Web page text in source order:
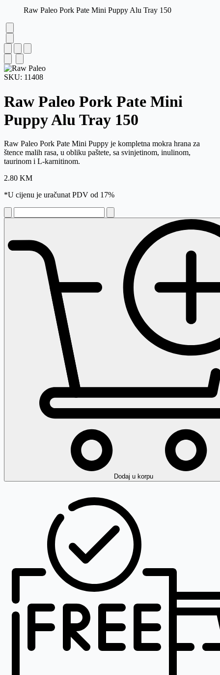
Raw Paleo Pork Pate Mini Puppy Alu Tray 150
SKU: 11408
Raw Paleo Pork Pate Mini
Puppy Alu Tray 150
Raw Paleo Pork Pate Mini Puppy je kompletna mokra hrana za
štence malih rasa, u obliku paštete, sa svinjetinom, inulinom,
taurinom i L-karnitinom.
2.80 KM
*U cijenu je uračunat PDV od 17%
Dodaj u korpu